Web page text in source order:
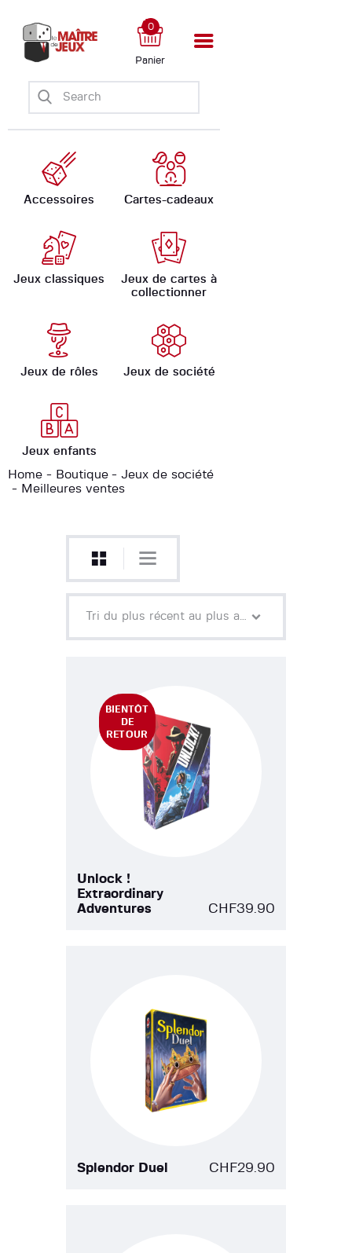
Panier
0
Accessoires Cartes-cadeaux
Jeux classiques
Jeux de cartes à
collectionner
Jeux de rôles Jeux de société
Jeux enfants
Home Boutique
Jeux de société
Meilleures ventes
Accueil
Boutique
Ateliers
Évènements
Ludomate
BIENTÔT
DE
RETOUR
Unlock !
Extraordinary
Adventures
CHF39.90
Splendor Duel CHF29.90